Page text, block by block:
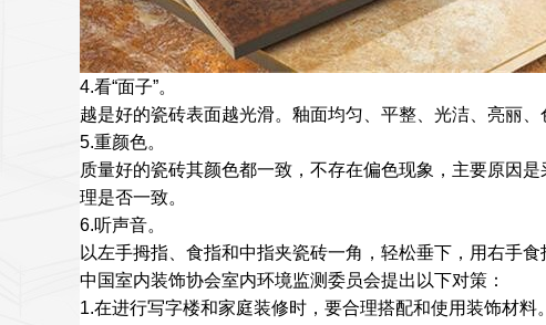
4.看“面子”。
越是好的瓷砖表面越光滑。釉面均匀、平整、光洁、亮丽
5.重颜色。
质量好的瓷砖其颜色都一致，不存在偏色现象，主要原因
理是否一致。
6.听声音。
以左手拇指、食指和中指夹瓷砖一角，轻松垂下，用右手
中国室内装饰协会室内环境监测委员会提出以下对策：
1.在进行写字楼和家庭装修时，要合理搭配和使用装饰材料